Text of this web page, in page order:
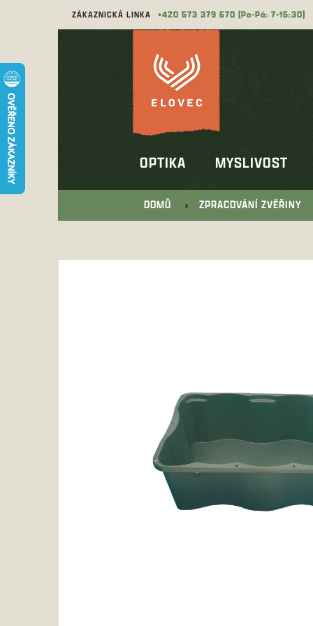
ZÁKAZNICKÁ LINKA 573 379 670
OPTIKA MYSLIVOST
DOMŮ ZPRACOVÁNÍ ZVĚŘINY